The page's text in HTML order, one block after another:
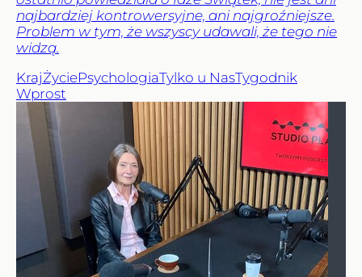
najbardziej kontrowersyjne, ani najgroźniejsze.
Problem w tym, że wszyscy udawali, że tego nie
widzą.
KrajŻyciePsychologiaTylko u NasTygodnik
Wprost